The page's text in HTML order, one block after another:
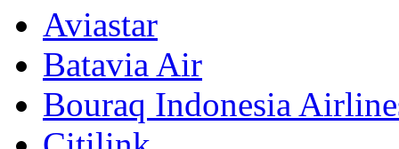
Aviastar
Batavia Air
Bouraq Indonesia